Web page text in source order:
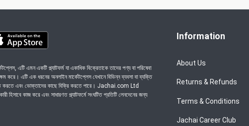
এটি এমন একটি প্ল্যাটফর্ম যা একাধিক বিক্রেতাকে তাদের পণ্য বা পরিষেবা
করে। এটি এক ধরনের অনলাইন মার্কেটপ্লেস যেখানে বিভিন্ন ব্যবসা বা ব্যক্তি
করতে এবং ভোক্তাদের কাছে বিক্রি করতে পারে। Jachai.com Ltd
হিসাবে কাজ করে এবং সাধারণত প্ল্যাটফর্মে সংঘটিত প্রতিটি লেনদেনের জন্য
Information
About Us
Returns & Refunds
Terms & Conditions
Jachai Career Club